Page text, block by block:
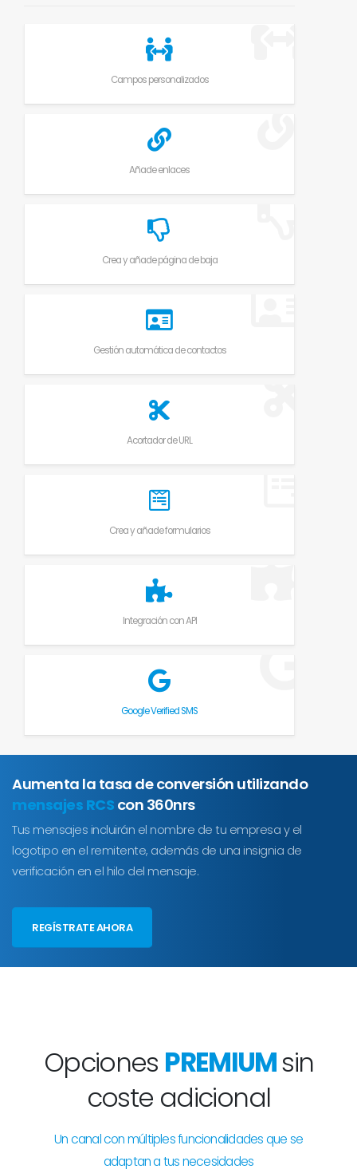
Campos personalizados
Añade enlaces
Crea y añade página de baja
Gestión automática de contactos
Acortador de URL
Crea y añade formularios
Integración con API
Google Verified SMS
Aumenta la tasa de conversión utilizando
mensajes RCS con 360nrs
Tus mensajes incluirán el nombre de tu empresa y el
logotipo en el remitente, además de una insignia de
verificación en el hilo del mensaje.
REGÍSTRATE AHORA
Opciones PREMIUMsin
coste adicional
Un canal con múltiples funcionalidades que se
adaptan a tus necesidades